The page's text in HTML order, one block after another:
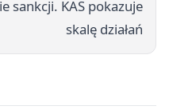
sankcji. KAS pokazuje
skalę działań